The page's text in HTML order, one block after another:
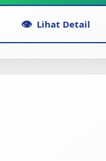
👁️ Lihat Detail